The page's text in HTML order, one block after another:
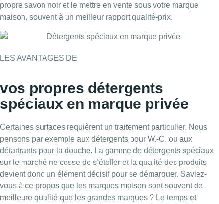
propre savon noir et le mettre en vente sous votre marque
maison, souvent à un meilleur rapport qualité-prix.
LES AVANTAGES DE
vos propres détergents
spéciaux en marque privée
Certaines surfaces requièrent un traitement particulier. Nous
pensons par exemple aux détergents pour W.-C. ou aux
détartrants pour la douche. La gamme de détergents spéciaux
sur le marché ne cesse de s’étoffer et la qualité des produits
devient donc un élément décisif pour se démarquer. Saviez-
vous à ce propos que les marques maison sont souvent de
meilleure qualité que les grandes marques ? Le temps et